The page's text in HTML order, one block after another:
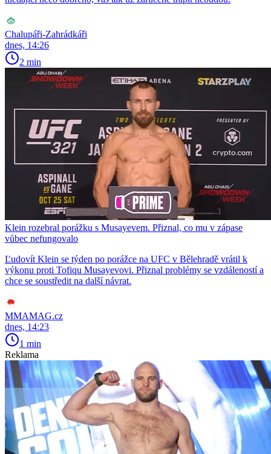
Chalupáři-Zahrádkáři
dnes, 14:26
2 min
Klein rozebral porážku s Musayevem. Přiznal, co mu v zápase
vůbec nefungovalo
Ľudovít Klein se týden po porážce na UFC v Bělehradě vrátil k
výkonu proti Tofiqu Musayevovi. Přiznal problémy se vzdáleností a
chce se soustředit na další návrat.
MMAMAG.cz
dnes, 14:23
1 min
Reklama